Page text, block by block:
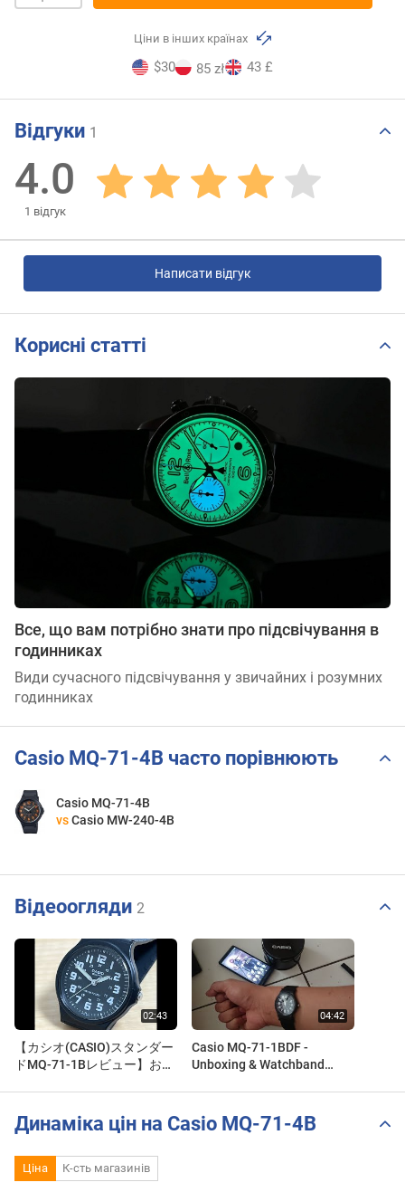
Ціни в інших країнах
$30 85 zł 43 £
Відгуки 1
4.0
1 відгук
Написати відгук
Корисні статті
Все, що вам потрібно знати про підсвічування в
годинниках
Види сучасного підсвічування у звичайних і розумних
годинниках
Casio MQ-71-4B часто порівнюють
Casio MQ-71-4B
vs Casio MW-240-4B
Відеоогляди 2
【カシオ(CASIO)スタンダー
ドMQ-71-1Bレビュー】おす
Casio MQ-71-1BDF -
Unboxing & Watchband
Динаміка цін на Casio MQ-71-4B
Ціна К-сть магазинів